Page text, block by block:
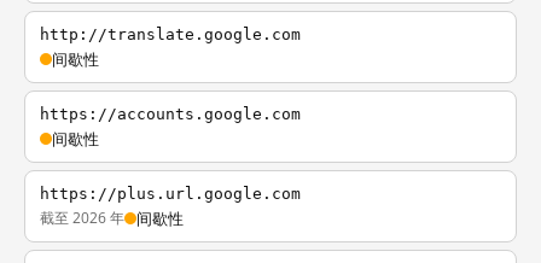
http://translate.google.com
间歇性
https://accounts.google.com
间歇性
https://plus.url.google.com
截至 2026 年 间歇性